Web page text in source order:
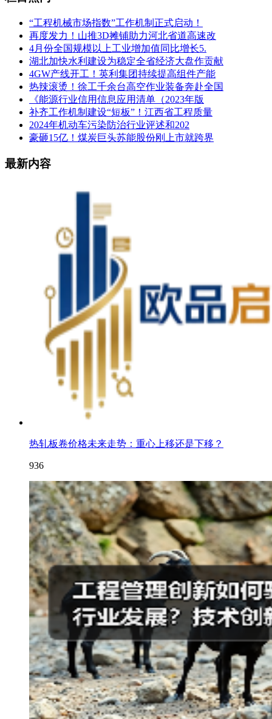
“工程机械市场指数”工作机制正式启动！
再度发力！山推3D摊铺助力河北省道高速改
4月份全国规模以上工业增加值同比增长5.
湖北加快水利建设为稳定全省经济大盘作贡献
4GW产线开工！英利集团持续提高组件产能
热辣滚烫！徐工千余台高空作业装备奔赴全国
《能源行业信用信息应用清单（2023年版
补齐工作机制建设“短板”！江西省工程质量
2024年机动车污染防治行业评述和202
豪砸15亿！煤炭巨头苏能股份刚上市就跨界
最新内容
热轧板卷价格未来走势：重心上移还是下移？
936